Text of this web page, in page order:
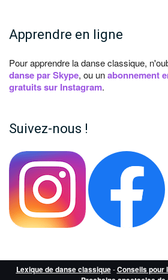
Apprendre en ligne
Pour apprendre la danse classique,
danse par Skype, ou unabonnement
gratuits sur Instagram.
Suivez-nous !
Lexique de danse classique-Conseils pour